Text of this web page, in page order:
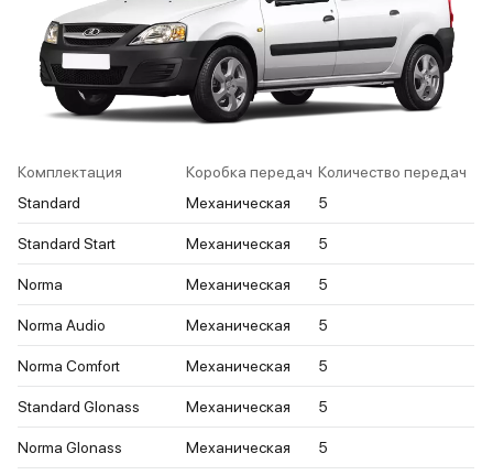
Комплектация Коробка передач Количество передач
Standard
Механическая 5
Standard Start Механическая 5
Norma Механическая 5
Norma Audio Механическая 5
Norma Comfort Механическая 5
Standard Glonass Механическая 5
Norma Glonass Механическая 5